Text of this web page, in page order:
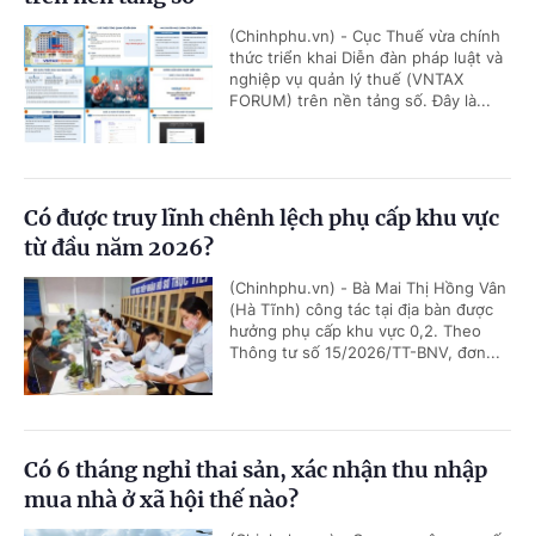
(Chinhphu.vn) - Cục Thuế vừa chính
thức triển khai Diễn đàn pháp luật và
nghiệp vụ quản lý thuế (VNTAX
FORUM) trên nền tảng số. Đây là...
Có được truy lĩnh chênh lệch phụ cấp khu vực
từ đầu năm 2026?
(Chinhphu.vn) - Bà Mai Thị Hồng Vân
(Hà Tĩnh) công tác tại địa bàn được
hưởng phụ cấp khu vực 0,2. Theo
Thông tư số 15/2026/TT-BNV, đơn...
Có 6 tháng nghỉ thai sản, xác nhận thu nhập
mua nhà ở xã hội thế nào?